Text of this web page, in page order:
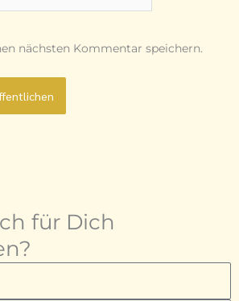
nächsten Kommentar speichern.
für Dich